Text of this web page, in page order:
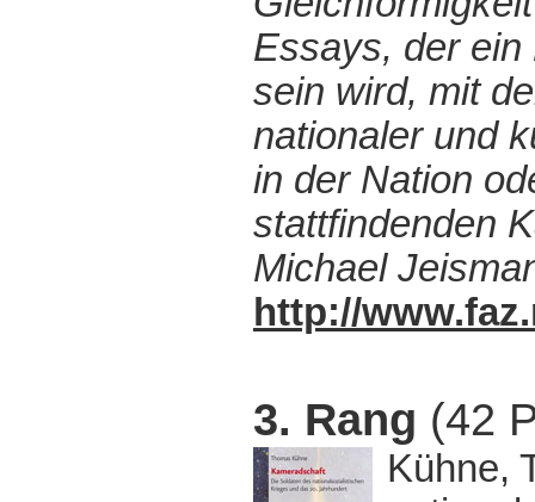
Essays, der
sein wird, mit
nationaler und
in der Nation
stattfindenden
Michael
http://
3. Rang (42
Kühne,